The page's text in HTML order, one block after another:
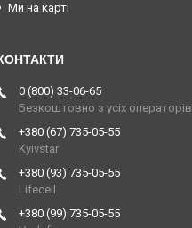
Ми на карті
0 (800) 33-06-65
Безкоштовно з усіх операторів
+380 (67) 735-05-55
Kyivstar
+380 (93) 735-05-55
Lifecell
+380 (99) 735-05-55